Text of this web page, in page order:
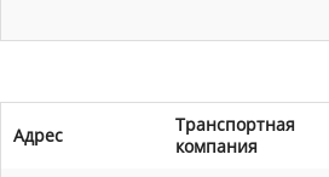
Адрес
Транспортная
компания